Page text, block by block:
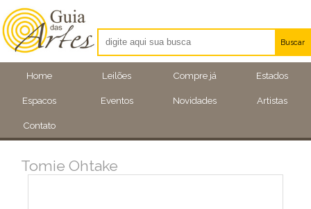
Home Leilões Compre já Estados
Espacos Eventos Novidades Artistas
Contato
Buscar
Artistas
Eventos
Tomie Ohtake